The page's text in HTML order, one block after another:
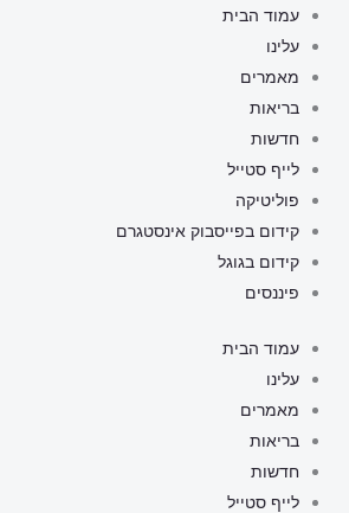
דילוג
לתוכן
עמוד הבית
עלינו
מאמרים
בריאות
חדשות
לייף סטייל
פוליטיקה
קידום בפייסבוק אינסטגרם
קידום בגוגל
פיננסים
עמוד הבית
עלינו
מאמרים
בריאות
חדשות
לייף סטייל